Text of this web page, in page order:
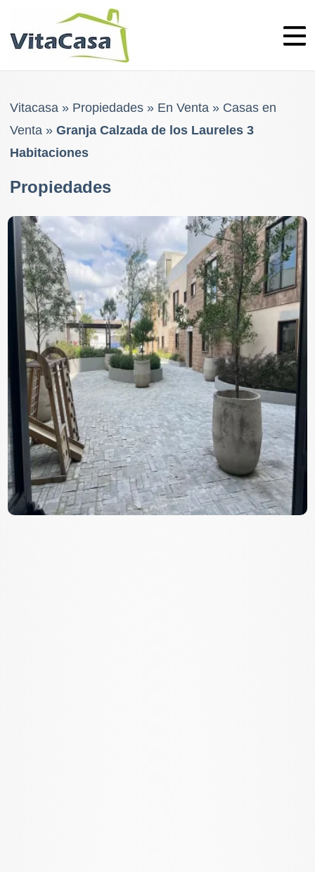
Vitacasa» Propiedades» En Venta» Casas en
Venta» Granja Calzada de los Laureles 3
Habitaciones
Propiedades